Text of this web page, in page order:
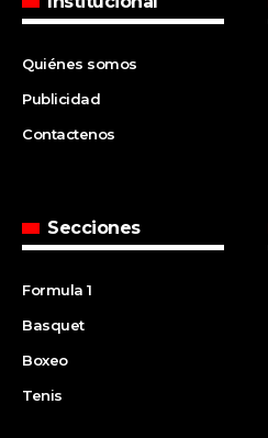
Quiénes somos
Publicidad
Contactenos
Secciones
Formula 1
Basquet
Boxeo
Tenis